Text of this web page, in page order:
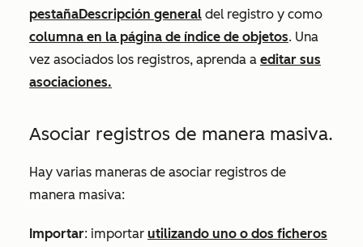
pestañaDescripción general del registro y como
columna en la página de índice de objetos. Una
vez asociados los registros, aprenda a editar sus
asociaciones.
Asociar registros de manera masiva.
Hay varias maneras de asociar registros de
manera masiva:
Importar: importar utilizando uno o dos ficheros